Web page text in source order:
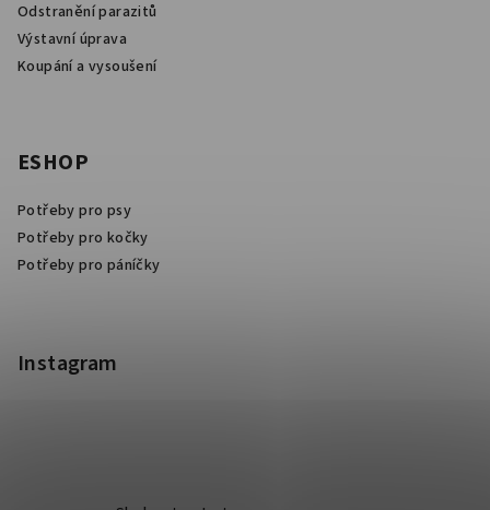
Odstranění parazitů
Výstavní úprava
Koupání a vysoušení
ESHOP
Potřeby pro psy
Potřeby pro kočky
Potřeby pro páníčky
Instagram